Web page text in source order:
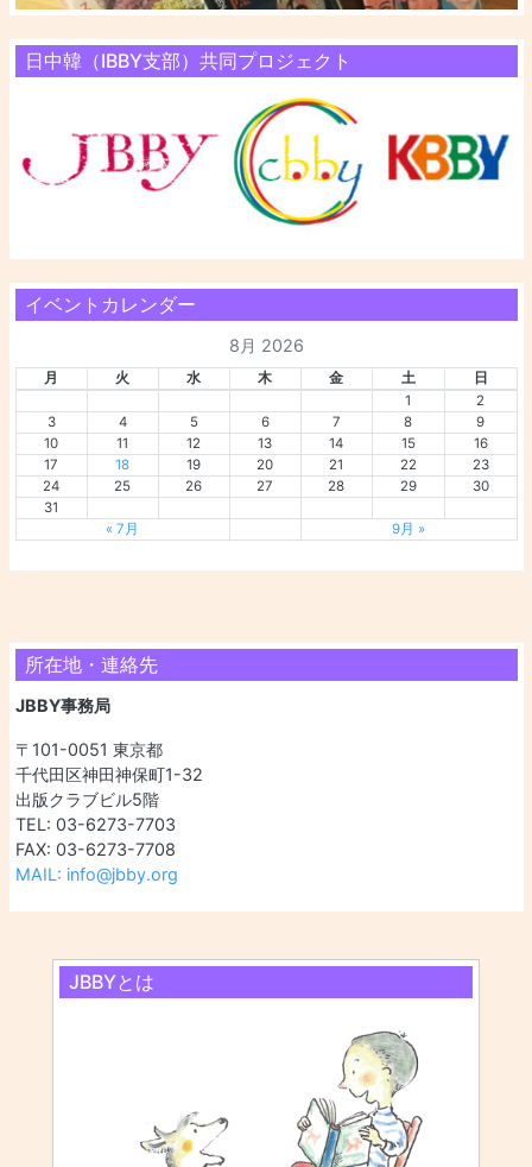
日中韓（IBBY支部）共同プロジェクト
イベントカレンダー
8月 2026
月 火 水 木 金 土
日
1
2
3
4 5 6 7 8
9
10
11 12 13 14 15
16
17
18 19 20 21 22
23
24
25 26 27 28 29
30
31
« 7月
9月 »
所在地・連絡先
JBBY事務局
〒101-0051 東京都
千代田区神田神保町1-32
出版クラブビル5階
TEL: 03-6273-7703
FAX: 03-6273-7708
MAIL: info@jbby.org
JBBYとは